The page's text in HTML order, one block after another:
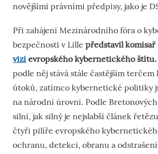
novějšími právními předpisy, jako je
Při zahájení Mezinárodního fóra o
bezpečnosti v Lille představil komisař
vizi evropského kybernetického štítu.
podle něj stává stále častějším
útoků, zatímco kybernetické politiky
na národní úrovni. Podle Bretonových
silní, jak silný je nejslabší článek
čtyři pilíře evropského
ochranu, detekci, obranu a